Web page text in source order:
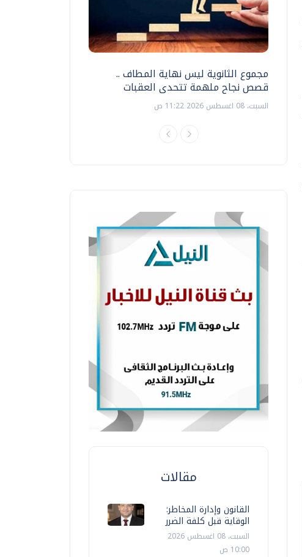
مجموع الثانوية ليس نهاية المطاف ..
قصص نجاح ملهمة تتحدى العقبات
السبت، 08 اغسطس 2026 11:22 ص
مقالات
القانون وإدارة المخاطر:
الوقاية قبل كلفة الضرر
السبت، 08 اغسطس 2026
10:00 ص